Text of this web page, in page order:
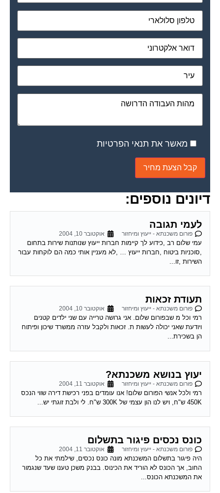
מאשר את תנאי הפרטיות
דיונים נוספים:
לעמי תגובה
פורום משכנתא - ייעוץ ומיחזור אוקטובר 10, 2004
עמי שלום רב ,כידוע לך קיימות חברות ייעוץ שנותנות שירות בתחום
,סוכניות ביטוח ,חברות ייעוץ … ,לא מעניין אותי כמה הם לוקחות עבור
השירות ,זו...
תעודת זכאות
פורום משכנתא - ייעוץ ומיחזור אוקטובר 10, 2004
רמי וכל מ שבפורום שלום. אני גרושה טרייה עם שני ילדים קטנים
ויודעת שאני יכולה לעשות ת. זכאות ולקבל עזרה ממשרד שיכון ופיתוח
הן בשכירת...
יעוץ בנושא משכנתא?
פורום משכנתא - ייעוץ ומיחזור אוקטובר 11, 2004
רמי ולכל אנשי הפורום שלום! אנו עומדים בפני רכישת דירה שווי הנכס
450K ש"ח, ויש לנו הון עצמי של 300K ש"ח. לי ולבת זוגתי יש...
כונס נכסים פיגור בתשלום
פורום משכנתא - ייעוץ ומיחזור אוקטובר 11, 2004
היה פיגור בתשלום המשכנתא מונה כונס נכסים, שילמתי את כל
החוב, אך הכונס לא הוריד את הכינוס. בבנק משכן טענו שעד שנגמור
את המשכנתא הכונס...